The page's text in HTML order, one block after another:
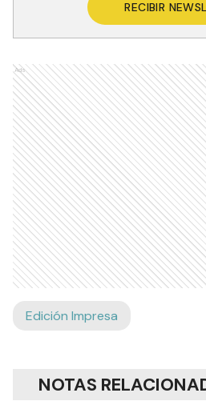
RECIBIR
Ads
Edición Impresa
NOTAS